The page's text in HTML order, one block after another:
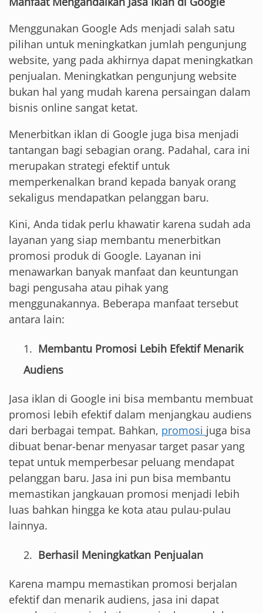
Menggunakan Google Ads menjadi salah satu
pilihan untuk meningkatkan jumlah pengunjung
website, yang pada akhirnya dapat meningkatkan
penjualan. Meningkatkan pengunjung website
bukan hal yang mudah karena persaingan dalam
bisnis online sangat ketat.
Menerbitkan iklan di Google juga bisa menjadi
tantangan bagi sebagian orang. Padahal, cara ini
merupakan strategi efektif untuk
memperkenalkan brand kepada banyak orang
sekaligus mendapatkan pelanggan baru.
Kini, Anda tidak perlu khawatir karena sudah ada
layanan yang siap membantu menerbitkan
promosi produk di Google. Layanan ini
menawarkan banyak manfaat dan keuntungan
bagi pengusaha atau pihak yang
menggunakannya. Beberapa manfaat tersebut
antara lain:
Membantu Promosi Lebih Efektif Menarik
Audiens
Jasa iklan di Google ini bisa membantu membuat
promosi lebih efektif dalam menjangkau audiens
dari berbagai tempat. Bahkan, promosi juga bisa
dibuat benar-benar menyasar target pasar yang
tepat untuk memperbesar peluang mendapat
pelanggan baru. Jasa ini pun bisa membantu
memastikan jangkauan promosi menjadi lebih
luas bahkan hingga ke kota atau pulau-pulau
lainnya.
Berhasil Meningkatkan Penjualan
Karena mampu memastikan promosi berjalan
efektif dan menarik audiens, jasa ini dapat